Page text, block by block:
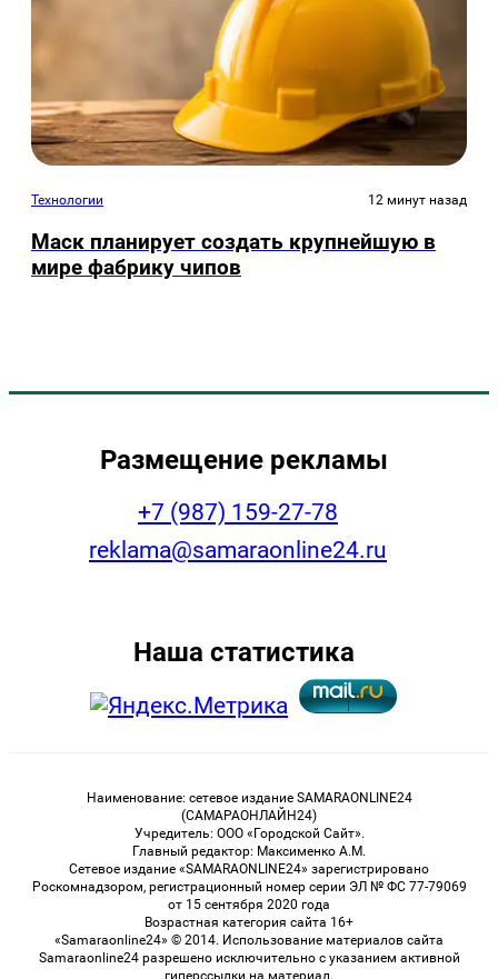
Технологии 12 минут назад
Маск планирует создать крупнейшую в
мире фабрику чипов
Размещение рекламы
+7 (987) 159-27-78
reklama@samaraonline24.ru
Наша статистика
Наименование: сетевое издание SAMARAONLINE24
(САМАРАОНЛАЙН24)
Учредитель: ООО «Городской Сайт».
Главный редактор: Максименко А.М.
Сетевое издание «SAMARAONLINE24» зарегистрировано
Роскомнадзором, регистрационный номер серии ЭЛ № ФС 77-79069
от 15 сентября 2020 года
Возрастная категория сайта 16+
«Samaraonline24» © 2014. Использование материалов сайта
Samaraonline24 разрешено исключительно с указанием активной
гиперссылки на материал.